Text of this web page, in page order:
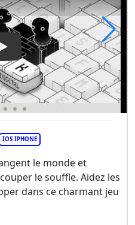
Play Video: LOK Digital
IOS IPHONE
le monde et
le souffle. Aidez les
dans ce charmant jeu